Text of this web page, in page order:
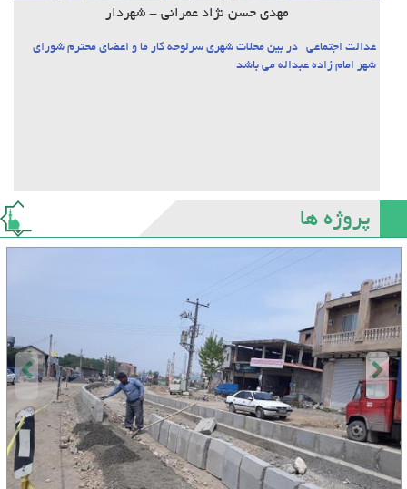
مهدی حسن نژاد عمرانی - شهردار
عدالت اجتماعی در بین محلات شهری سرلوحه کار ما و اعضای محترم شورای
شهر امام زاده عبداله می باشد
پروژه ها